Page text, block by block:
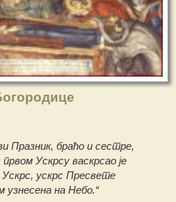
Празник, браћо и сестре,
Ускрсу васкрсао је
ускрс Пресвете
узнесена на Небо.“